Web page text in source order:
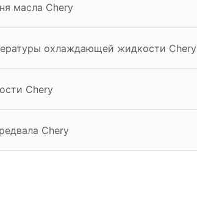
масла Chery
охлаждающей жидкости Chery
Chery
Chery